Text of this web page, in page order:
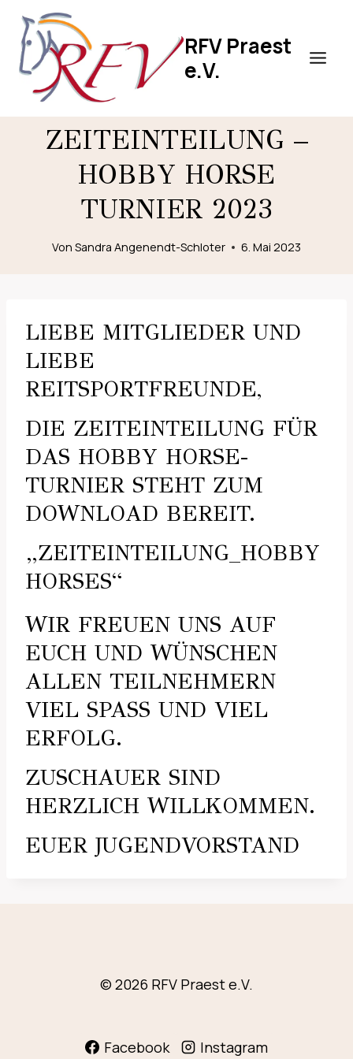
Inhalt
springen
RFV Praest
e.V.
ZEITEINTEILUNG –
HOBBY HORSE
TURNIER 2023
Von Sandra Angenendt-Schloter 6. Mai 2023
LIEBE MITGLIEDER UND
LIEBE
REITSPORTFREUNDE,
DIE ZEITEINTEILUNG FÜR
DAS HOBBY HORSE-
TURNIER STEHT ZUM
DOWNLOAD BEREIT.
„ZEITEINTEILUNG_HOBBY
HORSES“
WIR FREUEN UNS AUF
EUCH UND WÜNSCHEN
ALLEN TEILNEHMERN
VIEL SPASS UND VIEL E
RFOLG.
ZUSCHAUER SIND
HERZLICH WILLKOMMEN.
EUER JUGENDVORSTAND
© 2026 RFV Praest e.V.
Facebook Instagram